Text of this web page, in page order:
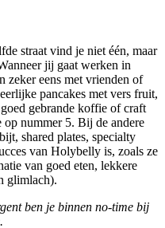
straat vind je niet één, maar
jij gaat werken in
zeker eens met vrienden of
pancakes met vers fruit,
gebrande koffie of craft
op nummer 5. Bij de andere
shared plates, specialty
van Holybelly is, zoals ze
van goed eten, lekkere
glimlach).
ben je binnen no-time bij